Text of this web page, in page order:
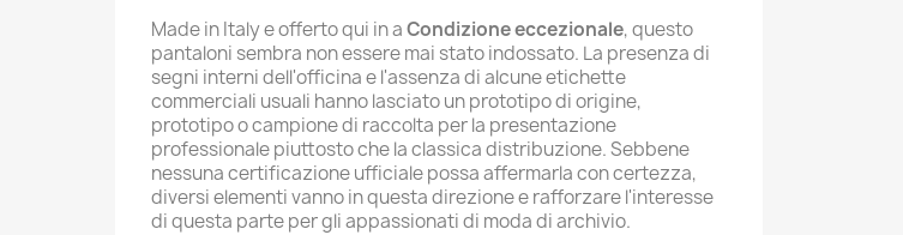
Made in Italy e offerto qui in aCondizione eccezionale, questo
pantaloni sembra non essere mai stato indossato. La presenza di
segni interni dell'officina e l'assenza di alcune etichette
commerciali usuali hanno lasciato un prototipo di origine,
prototipo o campione di raccolta per la presentazione
professionale piuttosto che la classica distribuzione. Sebbene
nessuna certificazione ufficiale possa affermarla con certezza,
diversi elementi vanno in questa direzione e rafforzare l'interesse
di questa parte per gli appassionati di moda di archivio.